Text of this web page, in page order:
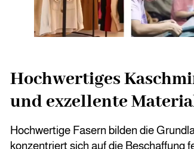
Hochwertiges
und exzellente
Hochwertige Fasern bilden die
konzentriert sich auf die Beschaffung